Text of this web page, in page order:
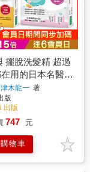
擺脫洗髮精 超過
用的日本名醫養
共2本)
木龍一 著
版
出版
747 元
物車